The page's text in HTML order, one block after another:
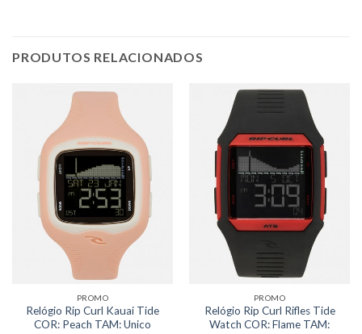
PRODUTOS RELACIONADOS
PROMO
Relógio Rip Curl Kauai Tide
COR: Peach TAM: Unico
PROMO
Relógio Rip Curl Rifles Tide
Watch COR: Flame TAM: